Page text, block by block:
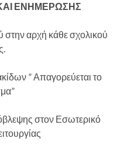
ΕΝΗΜΕΡΩΣΗΣ
αρχή κάθε σχολικού
” Απαγορεύεται το
στον Εσωτερικό